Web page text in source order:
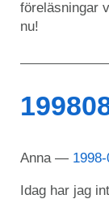
föreläsningar
nu!
Anna
Idag har jag